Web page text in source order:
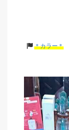
＊カラー＊